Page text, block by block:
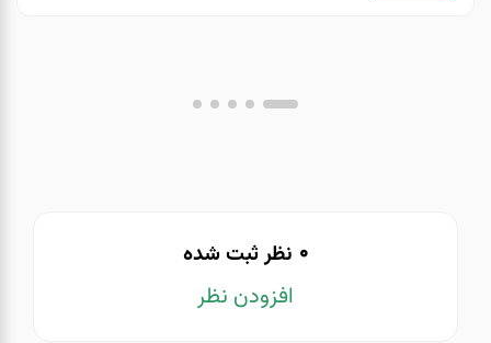
0 نظر ثبت شده
افزودن نظر